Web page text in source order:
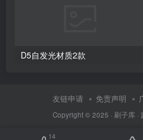
D5自发光材质2款
友链申请 免责声明
Copyright © 2025 · 刷子库
14